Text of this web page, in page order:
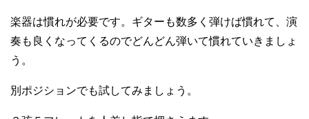
楽器は慣れが必要です。ギターも数多く弾けば慣れて、演
奏も良くなってくるのでどんどん弾いて慣れていきましょ
う。
別ポジションでも試してみましょう。